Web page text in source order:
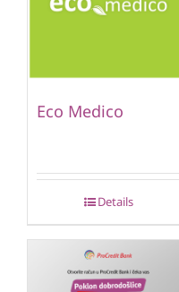
Eco Medico
Details